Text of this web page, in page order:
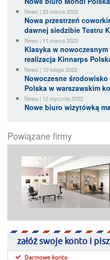
News | 23 marca 2022
Nowa przestrzeń
dawnej siedzibie Teatru
News | 11 marca 2022
Klasyka w
realizacja Kinnarps
News | 10 lutego 2022
Nowoczesne środowisko
Polska w warszawskim
News | 12 stycznia 2022
Nowe biuro wizytówką
Powiązane firmy
załóż swoje konto i
Darmowe konto